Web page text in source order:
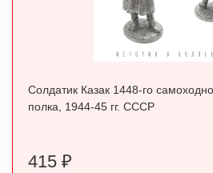
Солдатик Казак 1448-го
полка, 1944-45 гг. СССР
415 ₽